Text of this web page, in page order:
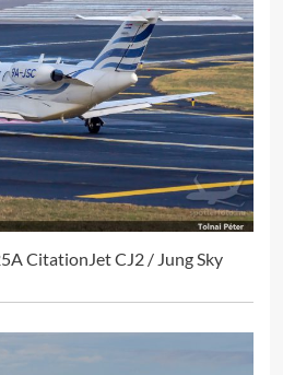
CitationJet CJ2 / Jung Sky